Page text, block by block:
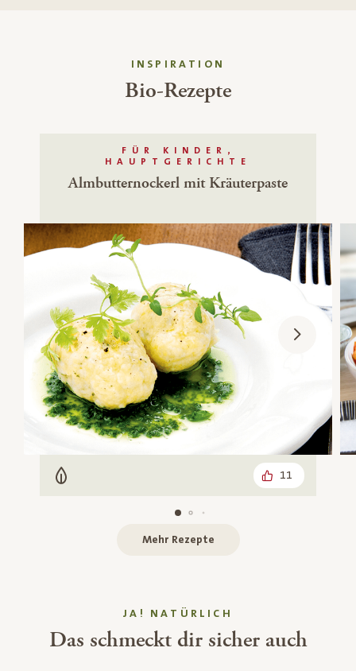
INSPIRATION
Bio-Rezepte
FÜR KINDER,
HAUPTGERICHTE
Almbutternockerl mit Kräuterpaste
Vegetarisch 11
Mehr Rezepte
JA! NATÜRLICH
Das schmeckt dir sicher auch